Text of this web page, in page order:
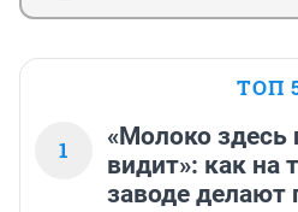
ТОП
1
«Молоко здесь
видит»: как на
заводе делают